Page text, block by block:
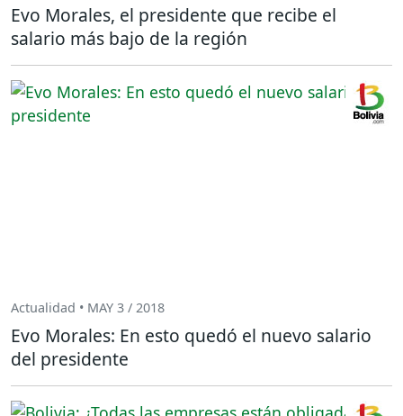
Evo Morales, el presidente que recibe el
salario más bajo de la región
Actualidad • MAY 3 / 2018
Evo Morales: En esto quedó el nuevo salario
del presidente